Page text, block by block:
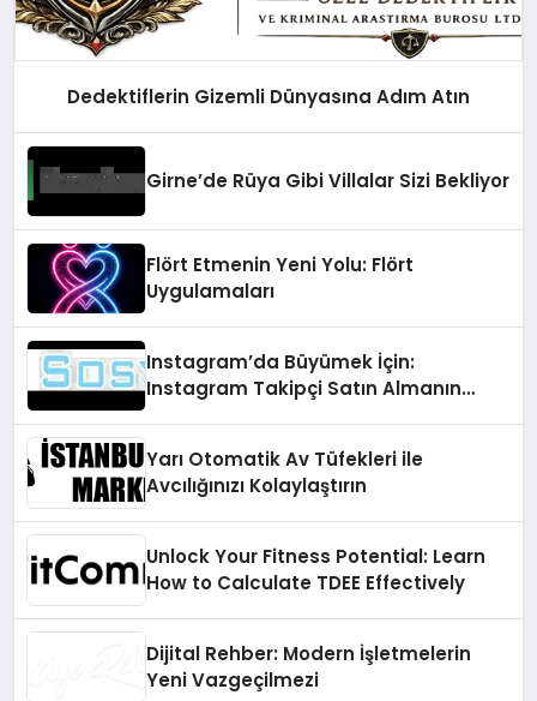
Dedektiflerin Gizemli Dünyasına Adım Atın
Girne’de Rüya Gibi Villalar Sizi Bekliyor
Flört Etmenin Yeni Yolu: Flört
Uygulamaları
Instagram’da Büyümek İçin:
Instagram Takipçi Satın Almanın
Yarı Otomatik Av Tüfekleri ile
Avcılığınızı Kolaylaştırın
Unlock Your Fitness Potential: Learn
How to Calculate TDEE Effectively
Dijital Rehber: Modern İşletmelerin
Yeni Vazgeçilmezi